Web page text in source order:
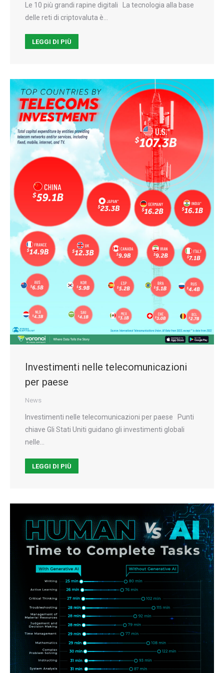
Le 10 più grandi rapine digitali La tecnologia alla base
delle reti di criptovaluta è…
LEGGI DI PIÙ
Investimenti nelle telecomunicazioni
per paese
News
Investimenti nelle telecomunicazioni per paese Punti
chiave Gli Stati Uniti guidano gli investimenti globali
nelle…
LEGGI DI PIÙ